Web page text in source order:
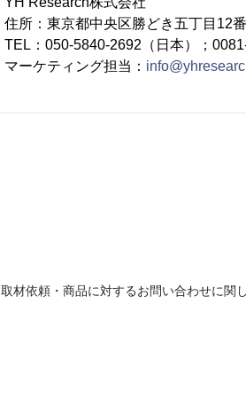
住所：東京都中央区勝どき五丁目12
TEL：050-5840-2692（日本）；
マーケティング担当：
取材依頼・商品に対するお問い合わせに関